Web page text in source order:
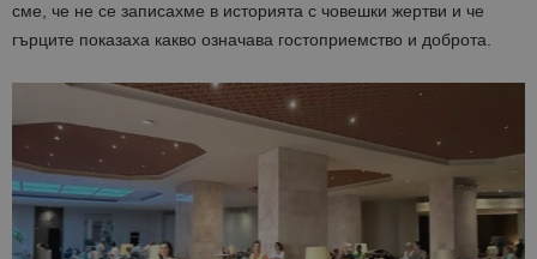
сме, че не се записахме в историята с човешки жертви и че
гърците показаха какво означава гостоприемство и доброта.